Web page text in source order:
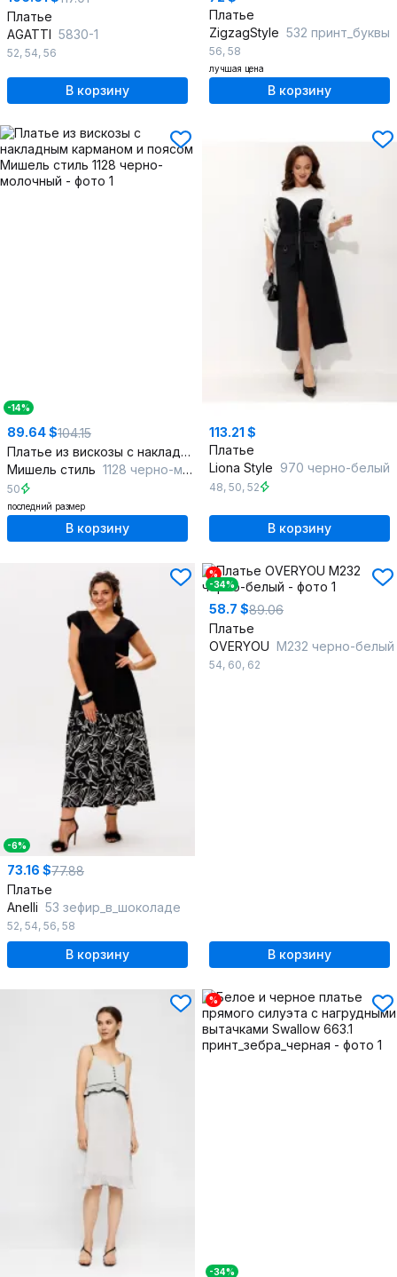
Платье
AGATTI 5830-1
52, 54, 56
В корзину
Платье
ZigzagStyle 532 принт_буквы
56, 58
лучшая цена
В корзину
-14%
89.64 $104.15
Платье из вискозы с накладным карманом и поясом
Мишель стиль 1128 черно-молочный
50
последний размер
В корзину
113.21 $
Платье
Liona Style 970 черно-белый
48, 50, 52
В корзину
-6%
73.16 $77.88
Платье
Anelli 53 зефир_в_шоколаде
52, 54, 56, 58
В корзину
%
-34%
58.7 $89.06
Платье
OVERYOU М232 черно-белый
54, 60, 62
В корзину
%
-34%